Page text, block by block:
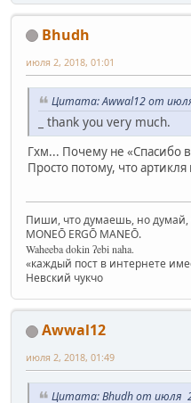
Bhudh
июля 2, 2018, 01:01
Цитата: Awwal12 от
_ thank you very much.
Гхм... Почему не «Спасибо
Просто потому, что артикля
Пиши, что думаешь, но
MONEŌ ERGŌ MANEŌ.
Waheeba dokin ʔebi naha.
«каждый пост в интернете
Невский чукчо
Awwal12
июля 2, 2018, 01:49
Цитата: Bhudh от июля